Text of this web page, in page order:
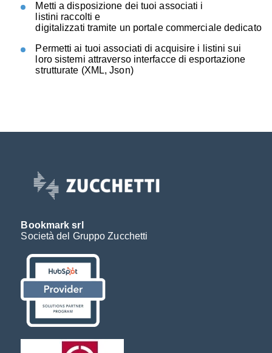
Metti a disposizione dei tuoi associati i
listini raccolti e
digitalizzati tramite un portale commerciale dedicato
Permetti ai tuoi associati di acquisire i listini sui
loro sistemi attraverso interfacce di esportazione
strutturate (XML,Json)
Bookmark srl
Società del Gruppo Zucchetti